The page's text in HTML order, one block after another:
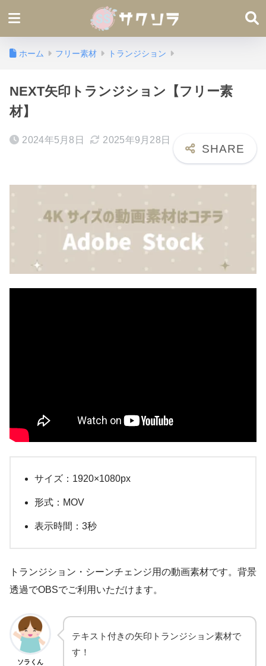
ホーム フリー素材 トランジション
NEXT矢印トランジション【フリー素
材】
2024年5月8日 2025年9月28日
サイズ：1920×1080px
形式：MOV
表示時間：3秒
トランジション・シーンチェンジ用の動画素材です。背景
透過でOBSでご利用いただけます。
ソラくん
テキスト付きの矢印トランジション素材で
す！